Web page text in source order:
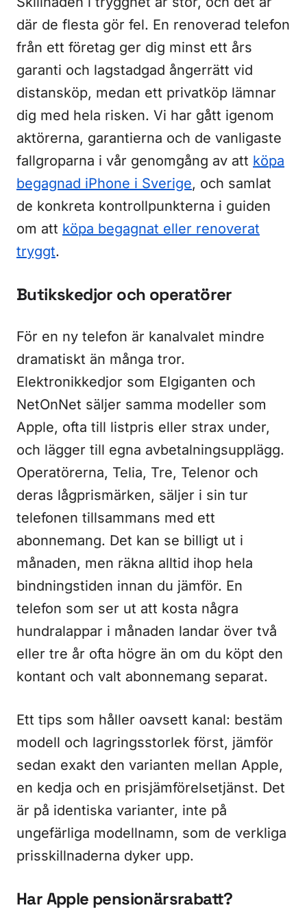
där de flesta gör fel. En renoverad telefon
från ett företag ger dig minst ett års
garanti och lagstadgad ångerrätt vid
distansköp, medan ett privatköp lämnar
dig med hela risken. Vi har gått igenom
aktörerna, garantierna och de vanligaste
fallgroparna i vår genomgång av att köpa
begagnad iPhone i Sverige, och samlat
de konkreta kontrollpunkterna i guiden
om att köpa begagnat eller renoverat
tryggt.
Butikskedjor och operatörer
För en ny telefon är kanalvalet mindre
dramatiskt än många tror.
Elektronikkedjor som Elgiganten och
NetOnNet säljer samma modeller som
Apple, ofta till listpris eller strax under,
och lägger till egna avbetalningsupplägg.
Operatörerna, Telia, Tre, Telenor och
deras lågprismärken, säljer i sin tur
telefonen tillsammans med ett
abonnemang. Det kan se billigt ut i
månaden, men räkna alltid ihop hela
bindningstiden innan du jämför. En
telefon som ser ut att kosta några
hundralappar i månaden landar över två
eller tre år ofta högre än om du köpt den
kontant och valt abonnemang separat.
Ett tips som håller oavsett kanal: bestäm
modell och lagringsstorlek först, jämför
sedan exakt den varianten mellan Apple,
en kedja och en prisjämförelsetjänst. Det
är på identiska varianter, inte på
ungefärliga modellnamn, som de verkliga
prisskillnaderna dyker upp.
Har Apple pensionärsrabatt?